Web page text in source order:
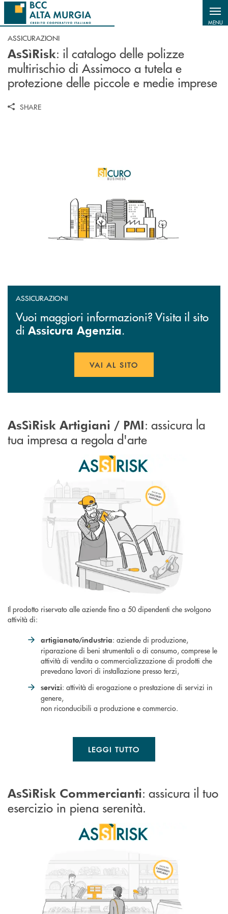
Salta al contenuto principale
MENU
ASSICURAZIONI
AsSìRisk: il catalogo delle polizze
multirischio di Assimoco a tutela e
protezione delle piccole e medie imprese
SHARE
ASSICURAZIONI
Vuoi maggiori informazioni? Visita il sito
di Assicura Agenzia.
VAI AL SITO
AsSìRisk Artigiani / PMI: assicura la
tua impresa a regola d'arte
Il prodotto riservato alle aziende fino a 50 dipendenti che svolgono
attività di:
artigianato/industria: aziende di produzione,
riparazione di beni strumentali o di consumo, comprese le
attività di vendita o commercializzazione di prodotti che
prevedano lavori di installazione presso terzi,
servizi: attività di erogazione o prestazione di servizi in
genere,
non riconducibili a produzione e commercio.
LEGGI TUTTO
AsSìRisk Commercianti: assicura il tuo
esercizio in piena serenità.